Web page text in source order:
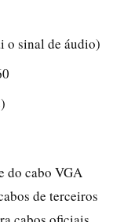
o sinal de áudio)
do cabo VGA
de terceiros